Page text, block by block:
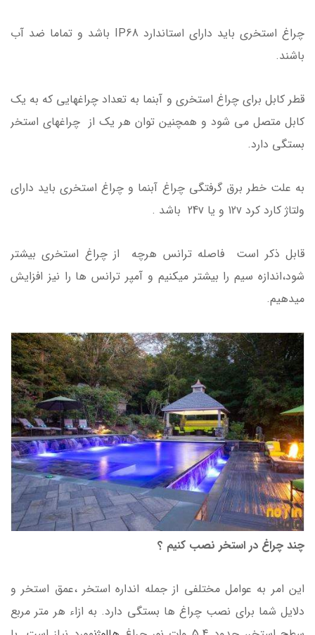
چراغ استخری باید دارای استاندارد IP68 باشد و تماما ضد آب
باشند.
قطر کابل برای چراغ استخری و آبنما به تعداد چراغهایی که به یک
کابل متصل می شود و همچنین توان هر یک از چراغهای استخر
بستگی دارد.
به علت خطر برق گرفتگی چراغ آبنما و چراغ استخری باید دارای
ولتاژ کارد کرد 12v و یا 24v باشد .
قابل ذکر است فاصله ترانس هرچه از چراغ استخری بیشتر
شود،اندازه سیم را بیشتر میکنیم و آمپر ترانس ها را نیز افزایش
میدهیم.
چند چراغ در استخر نصب کنیم ؟
این امر به عوامل مختلفی از جمله انداره استخر ،عمق استخر و
دلایل شما برای نصب چراغ ها بستگی دارد. به ازاء هر متر مربع